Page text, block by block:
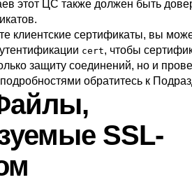
этот ЦС также должен быть
клиентские сертификаты, вы
cert, чтобы
защиту соединений, но и
обратитесь к
SSL-